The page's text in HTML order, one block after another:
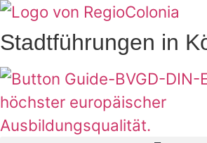
Zum
Inhalt
Stadtführungen in